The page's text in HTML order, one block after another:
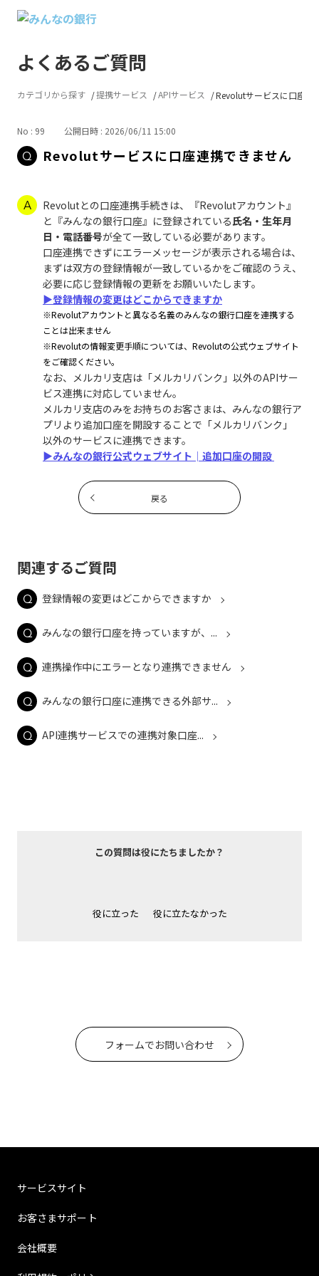
よくあるご質問
カテゴリから探す 提携サービス APIサービス Revolutサービスに口座連
No : 99 公開日時 : 2026/06/11 15:00
Revolutサービスに口座連携できません
Revolutとの口座連携手続きは、『Revolutアカウント』
と『みんなの銀行口座』に登録されている氏名・生年月
日・電話番号が全て一致している必要があります。
口座連携できずにエラーメッセージが表示される場合は、
まずは双方の登録情報が一致しているかをご確認のうえ、
必要に応じ登録情報の更新をお願いいたします。
▶登録情報の変更はどこからできますか
※Revolutアカウントと異なる名義のみんなの銀行口座を連携する
ことは出来ません
※Revolutの情報変更手順については、Revolutの公式ウェブサイト
をご確認ください。
なお、メルカリ支店は「メルカリバンク」以外のAPIサー
ビス連携に対応していません。
メルカリ支店のみをお持ちのお客さまは、みんなの銀行ア
プリより追加口座を開設することで「メルカリバンク」
以外のサービスに連携できます。
▶みんなの銀行公式ウェブサイト│追加口座の開設
戻る
関連するご質問
登録情報の変更はどこからできますか
みんなの銀行口座を持っていますが、...
連携操作中にエラーとなり連携できません
みんなの銀行口座に連携できる外部サ...
API連携サービスでの連携対象口座...
この質問は役にたちましたか？
役に立った 役に立たなかった
フォームでお問い合わせ
サービスサイト
お客さまサポート
会社概要